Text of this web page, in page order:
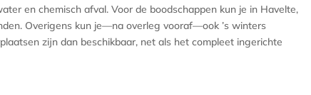
en chemisch afval. Voor de boodschappen kun je in Havelte,
Overigens kun je—na overleg vooraf—ook ’s winters
zijn dan beschikbaar, net als het compleet ingerichte